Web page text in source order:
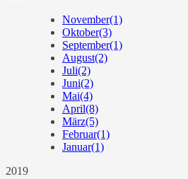
November(1)
Oktober(3)
September(1)
August(2)
Juli(2)
Juni(2)
Mai(4)
April(8)
März(5)
Februar(1)
Januar(1)
2019